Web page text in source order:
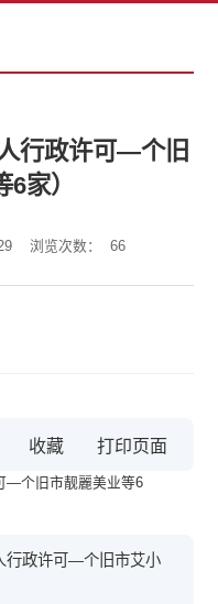
行政许可—个旧
家）
浏览次数： 66
收藏
—个旧市靓麗美业等6
行政许可—个旧市艾小